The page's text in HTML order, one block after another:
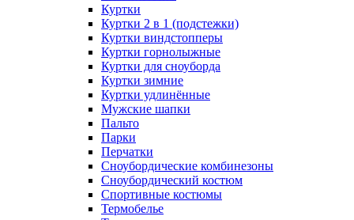
Куртки
Куртки 2 в 1 (подстежки)
Куртки виндстопперы
Куртки горнолыжные
Куртки для сноуборда
Куртки зимние
Куртки удлинённые
Мужские шапки
Пальто
Парки
Перчатки
Сноубордические комбинезоны
Сноубордический костюм
Спортивные костюмы
Термобелье